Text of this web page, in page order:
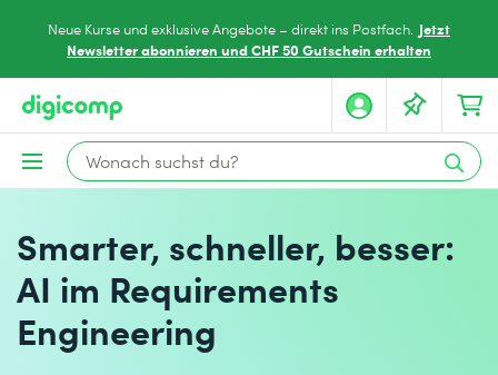
Neue Kurse und exklusive Angebote – direkt ins Postfach. Jetzt
Newsletter abonnieren und CHF 50 Gutschein erhalten
Smarter, schneller, besser:
AI im Requirements
Engineering